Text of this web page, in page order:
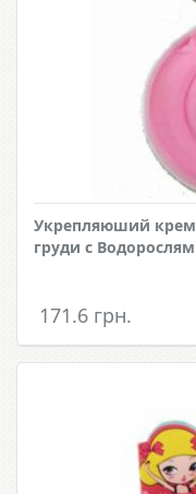
Укрепляюший крем
груди с
171.6 грн.